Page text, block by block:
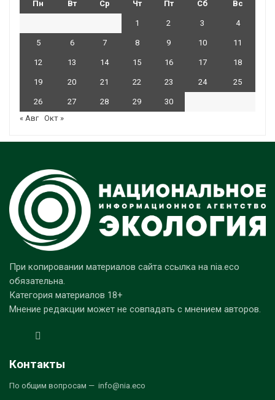
Пн Вт Ср Чт Пт Сб Вс
1 2 3 4
5 6 7 8 9 10 11
12 13 14 15 16 17 18
19 20 21 22 23 24 25
26 27 28 29
30
« Авг Окт »
При копировании материалов сайта ссылка на nia.eco
обязательна.
Категория материалов 18+
Мнение редакции может не совпадать с мнением авторов.
Контакты
По общим вопросам — info@nia.eco